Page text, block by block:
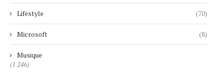
Lifestyle (70)
Microsoft (8)
Musique
(1 246)